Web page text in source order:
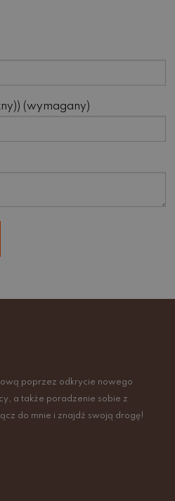
(wymagany)
poprzez odkrycie nowego
a także poradzenie sobie z
do mnie i znajdź swoją drogę!